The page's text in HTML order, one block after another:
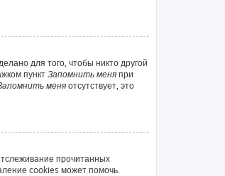
для того, чтобы никто другой
пункт Запомнить меня при
меняотсутствует, это
прочитанных
cookies может помочь.